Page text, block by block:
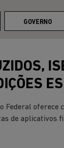
GOVERNO
Federal
de aplicativos